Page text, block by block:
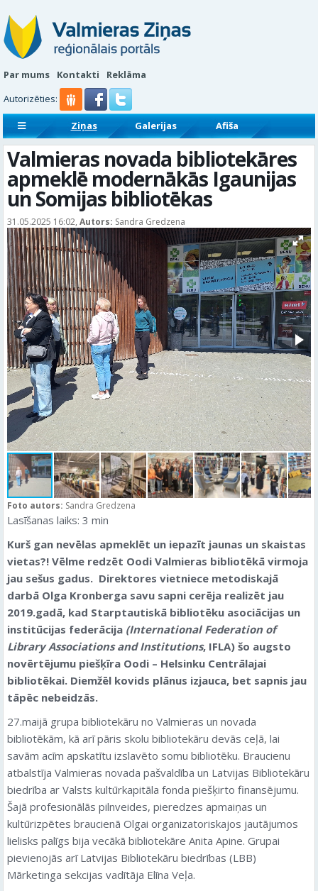
Par mums Kontakti
Reklāma
Autorizēties:
Ziņas Galerijas
Afiša
Sludinājumi
Valmieras novada bibliotekāres
apmeklē modernākās Igaunijas
un Somijas bibliotēkas
31.05.2025 16:02, Autors: Sandra Gredzena
Foto autors: Sandra Gredzena
Lasīšanas laiks: 3 min
Kurš gan nevēlas apmeklēt un iepazīt jaunas un skaistas
vietas?! Vēlme redzēt Oodi Valmieras bibliotēkā virmoja
jau sešus gadus. Direktores vietniece metodiskajā
darbā Olga Kronberga savu sapni cerēja realizēt jau
2019.gadā, kad Starptautiskā bibliotēku asociācijas un
institūcijas federācija (International Federation of
Library Associations and Institutions, IFLA) šo augsto
novērtējumu piešķīra Oodi – Helsinku Centrālajai
bibliotēkai. Diemžēl kovids plānus izjauca, bet sapnis jau
tāpēc nebeidzās.
27.maijā grupa bibliotekāru no Valmieras un novada
bibliotēkām, kā arī pāris skolu bibliotekāru devās ceļā, lai
savām acīm apskatītu izslavēto somu bibliotēku. Braucienu
atbalstīja Valmieras novada pašvaldība un Latvijas Bibliotekāru
biedrība ar Valsts kultūrkapitāla fonda piešķirto finansējumu.
Šajā profesionālās pilnveides, pieredzes apmaiņas un
kultūrizpētes braucienā Olgai organizatoriskajos jautājumos
lielisks palīgs bija vecākā bibliotekāre Anita Apine. Grupai
pievienojās arī Latvijas Bibliotekāru biedrības (LBB)
Mārketinga sekcijas vadītāja Elīna Veļa.